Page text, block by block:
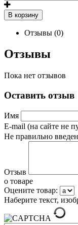
В корзину
Отзывы (0)
Отзывы
Пока нет отзывов
Оставить отзыв
Имя
E-mail (на сайте не
Не правильно
Отзыв
о товаре
Оцените товар:
Наберите текст,